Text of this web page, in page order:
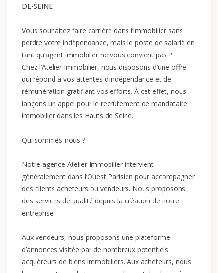
DE-SEINE
Vous souhaitez faire carrière dans l’immobilier sans
perdre votre indépendance, mais le poste de salarié en
tant qu’agent immobilier ne vous convient pas ?
Chez l’Atelier Immobilier, nous disposons d’une offre
qui répond à vos attentes d’indépendance et de
rémunération gratifiant vos efforts. À cet effet, nous
lançons un appel pour le recrutement de mandataire
immobilier dans les Hauts de Seine.
Qui sommes-nous ?
Notre agence Atelier Immobilier intervient
généralement dans l’Ouest Parisien pour accompagner
des clients acheteurs ou vendeurs. Nous proposons
des services de qualité depuis la création de notre
entreprise.
Aux vendeurs, nous proposons une plateforme
d’annonces visitée par de nombreux potentiels
acquéreurs de biens immobiliers. Aux acheteurs, nous